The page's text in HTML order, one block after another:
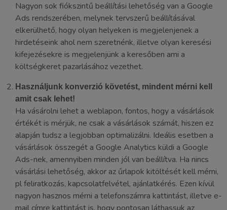
Nagyon sok fiókszintű beállítási lehetőség van a Google
Ads rendszerében, melynek tervszerű beállításával
elkerülhető, hogy olyan helyeken is megjelenjenek a
hirdetéseink ahol nem szeretnénk, illetve olyan keresési
kifejezésekre is megjelenjünk a keresőben ami a
költségkeret pazarlásához vezethet.
Használjunk konverzió követést, mindent mérni kell
amit csak lehet!
Ha vásárolni lehet a weblapon, fontos, hogy a vásárlások
értékét is mérjük, ne csak a vásárlások számát, hiszen ez
alapján tudsz a legjobban optimalizálni. Ideális esetben a
vásárlások összegét a Google Analytics küldi a Google
Ads-nek, amennyiben minden jól van beállítva. Ha nincs
vásárlási lehetőség, akkor az űrlapok kitöltését kell mérni,
pl feliratkozás, kapcsolatfelvétel, ajánlatkérés. Ezen kívül
nagyon hasznos mérni a telefonszámra kattintást, illetve e-